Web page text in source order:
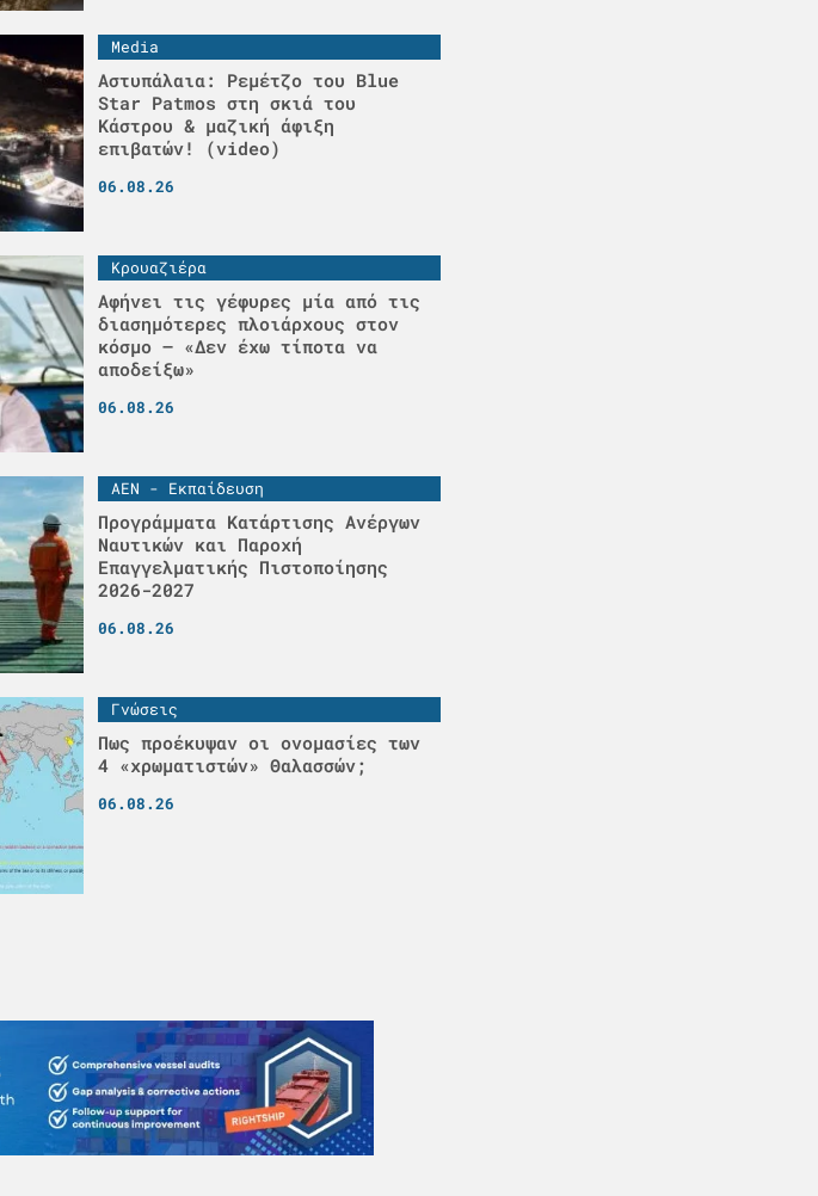
Media
Αστυπάλαια: Ρεμέτζο του Blue
Star Patmos στη σκιά του
Κάστρου & μαζική άφιξη
επιβατών! (video)
06.08.26
Κρουαζιέρα
Αφήνει τις γέφυρες μία από τις
διασημότερες πλοιάρχους στον
κόσμο – «Δεν έχω τίποτα να
αποδείξω»
06.08.26
ΑΕΝ - Εκπαίδευση
Προγράμματα Κατάρτισης Ανέργων
Ναυτικών και Παροχή
Επαγγελματικής Πιστοποίησης
2026-2027
06.08.26
Γνώσεις
Πως προέκυψαν οι ονομασίες των
4 «χρωματιστών» Θαλασσών;
06.08.26